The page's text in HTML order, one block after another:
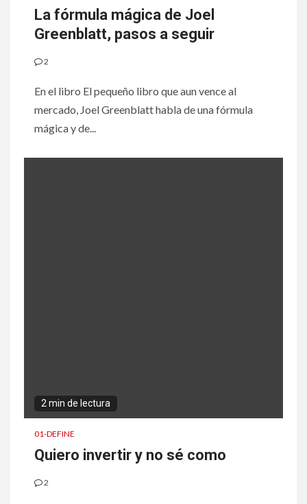
La fórmula mágica de Joel
Greenblatt, pasos a seguir
2
En el libro El pequeño libro que aun vence al
mercado, Joel Greenblatt habla de una fórmula
mágica y de...
2 min de lectura
01-DEFINE
Quiero invertir y no sé como
2